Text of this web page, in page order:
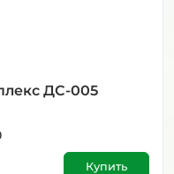
ДС-005
Купить